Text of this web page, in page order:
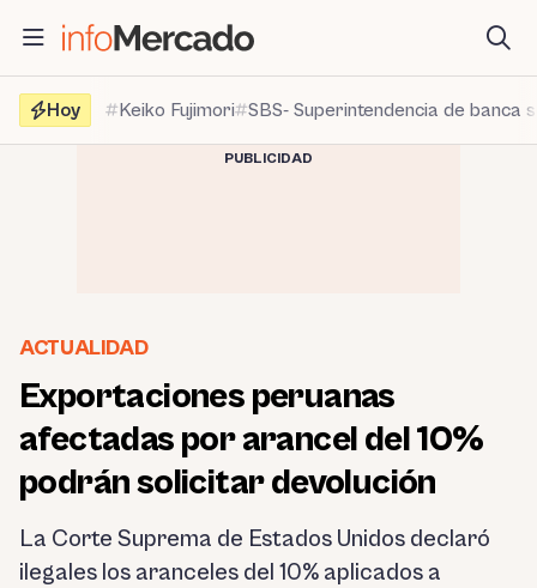
contenido
Hoy
Keiko Fujimori SBS- Superintendencia de banca
PUBLICIDAD
ACTUALIDAD
Exportaciones peruanas
afectadas por arancel del 10%
podrán solicitar devolución
La Corte Suprema de Estados Unidos declaró
ilegales los aranceles del 10% aplicados a